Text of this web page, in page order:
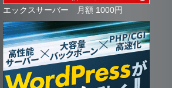
エックスサーバー 月額 1000円